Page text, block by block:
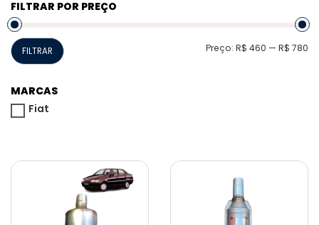
FILTRAR POR PREÇO
FILTRAR Preço: R$ 460 — R$ 780
MARCAS
Fiat